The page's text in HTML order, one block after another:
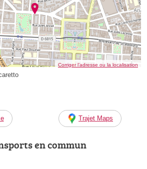
Corriger l’adresse ou la localisation
Trajet Maps
en commun